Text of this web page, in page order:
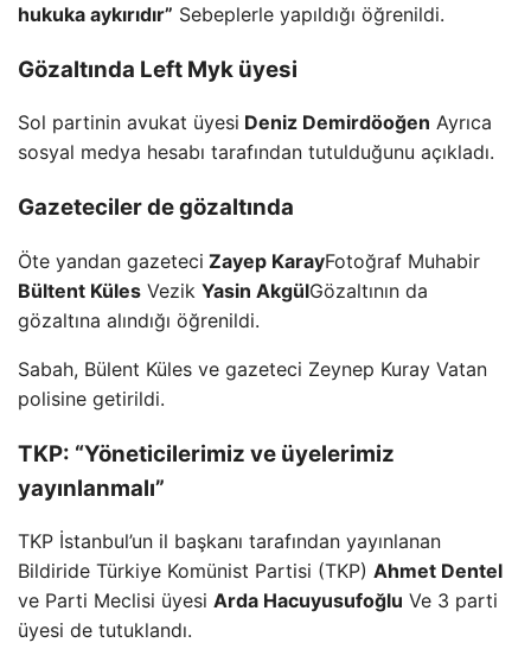
hukuka aykırıdır” Sebeplerle yapıldığı öğrenildi.
Gözaltında Left Myk üyesi
Sol partinin avukat üyesi Deniz Demirdöoğen Ayrıca
sosyal medya hesabı tarafından tutulduğunu açıkladı.
Gazeteciler de gözaltında
Öte yandan gazeteci Zayep KarayFotoğraf Muhabir
Bültent Küles Vezik Yasin AkgülGözaltının da
gözaltına alındığı öğrenildi.
Sabah, Bülent Küles ve gazeteci Zeynep Kuray Vatan
polisine getirildi.
TKP: “Yöneticilerimiz ve üyelerimiz
yayınlanmalı”
TKP İstanbul’un il başkanı tarafından yayınlanan
Bildiride Türkiye Komünist Partisi (TKP) Ahmet Dentel
ve Parti Meclisi üyesi Arda Hacuyusufoğlu Ve 3 parti
üyesi de tutuklandı.